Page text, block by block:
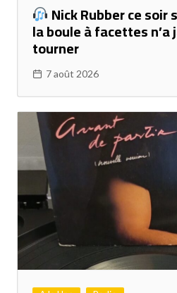
Nick Rubber ce soir
la boule à facettes n’a
tourner
7 août 2026